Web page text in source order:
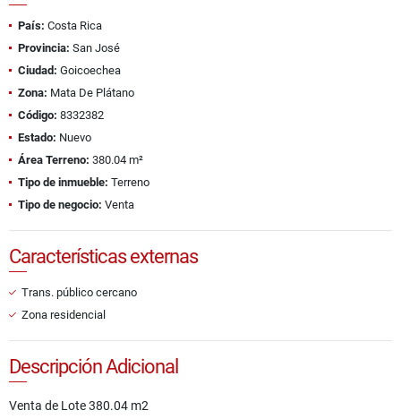
País: Costa Rica
Provincia: San José
Ciudad: Goicoechea
Zona: Mata De Plátano
Código: 8332382
Estado: Nuevo
Área Terreno: 380.04 m²
Tipo de inmueble: Terreno
Tipo de negocio: Venta
Características externas
Trans. público cercano
Zona residencial
Descripción Adicional
Venta de Lote 380.04 m2